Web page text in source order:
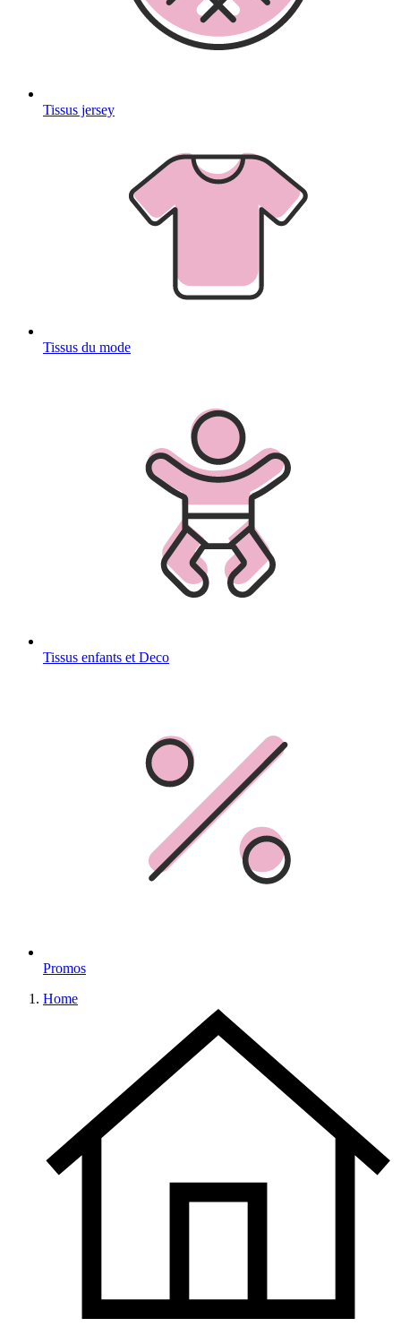
Tissus jersey
Tissus du mode
Tissus enfants et Deco
Promos
Home